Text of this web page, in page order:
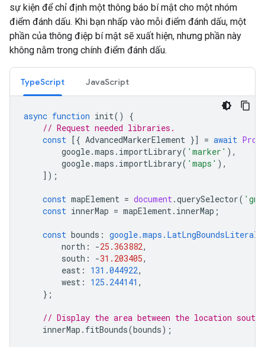
sự kiện để chỉ định một thông báo bí mật cho một nhóm
điểm đánh dấu. Khi bạn nhấp vào mỗi điểm đánh dấu, một
phần của thông điệp bí mật sẽ xuất hiện, nhưng phần này
không nằm trong chính điểm đánh dấu.
TypeScript JavaScript
async function init()
{
// Request needed libraries.
const
[{ AdvancedMarkerElement }] = await
google.maps . importLibrary( 'marker' ),
google.maps . importLibrary( 'maps' ),
]);
const mapElement = document.querySelector(
const innerMap = mapElement. innerMap ;
const bounds : google.maps.LatLngBoundsLiteral
north : -25.363882,
south : -31.203405,
east : 131.044922,
west : 125.244141 ,
};
// Display the area between the location
innerMap . fitBounds(bounds);